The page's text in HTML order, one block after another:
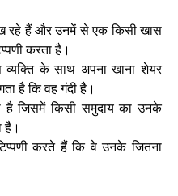
रहे हैं और उनमें से एक किसी खास
करता है।
के साथ अपना खाना शेयर
है कि वह गंदी है।
जिसमें किसी समुदाय का उनके
है।
करते हैं कि वे उनके जितना